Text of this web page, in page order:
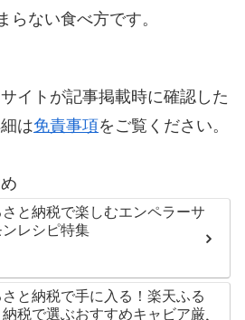
らない食べ方です。
イトが記事掲載時に確認した
は免責事項をご覧ください。
と納税で楽しむエンペラーサ
ンレシピ特集
と納税で手に入る！楽天ふる
納税で選ぶおすすめキャビア厳